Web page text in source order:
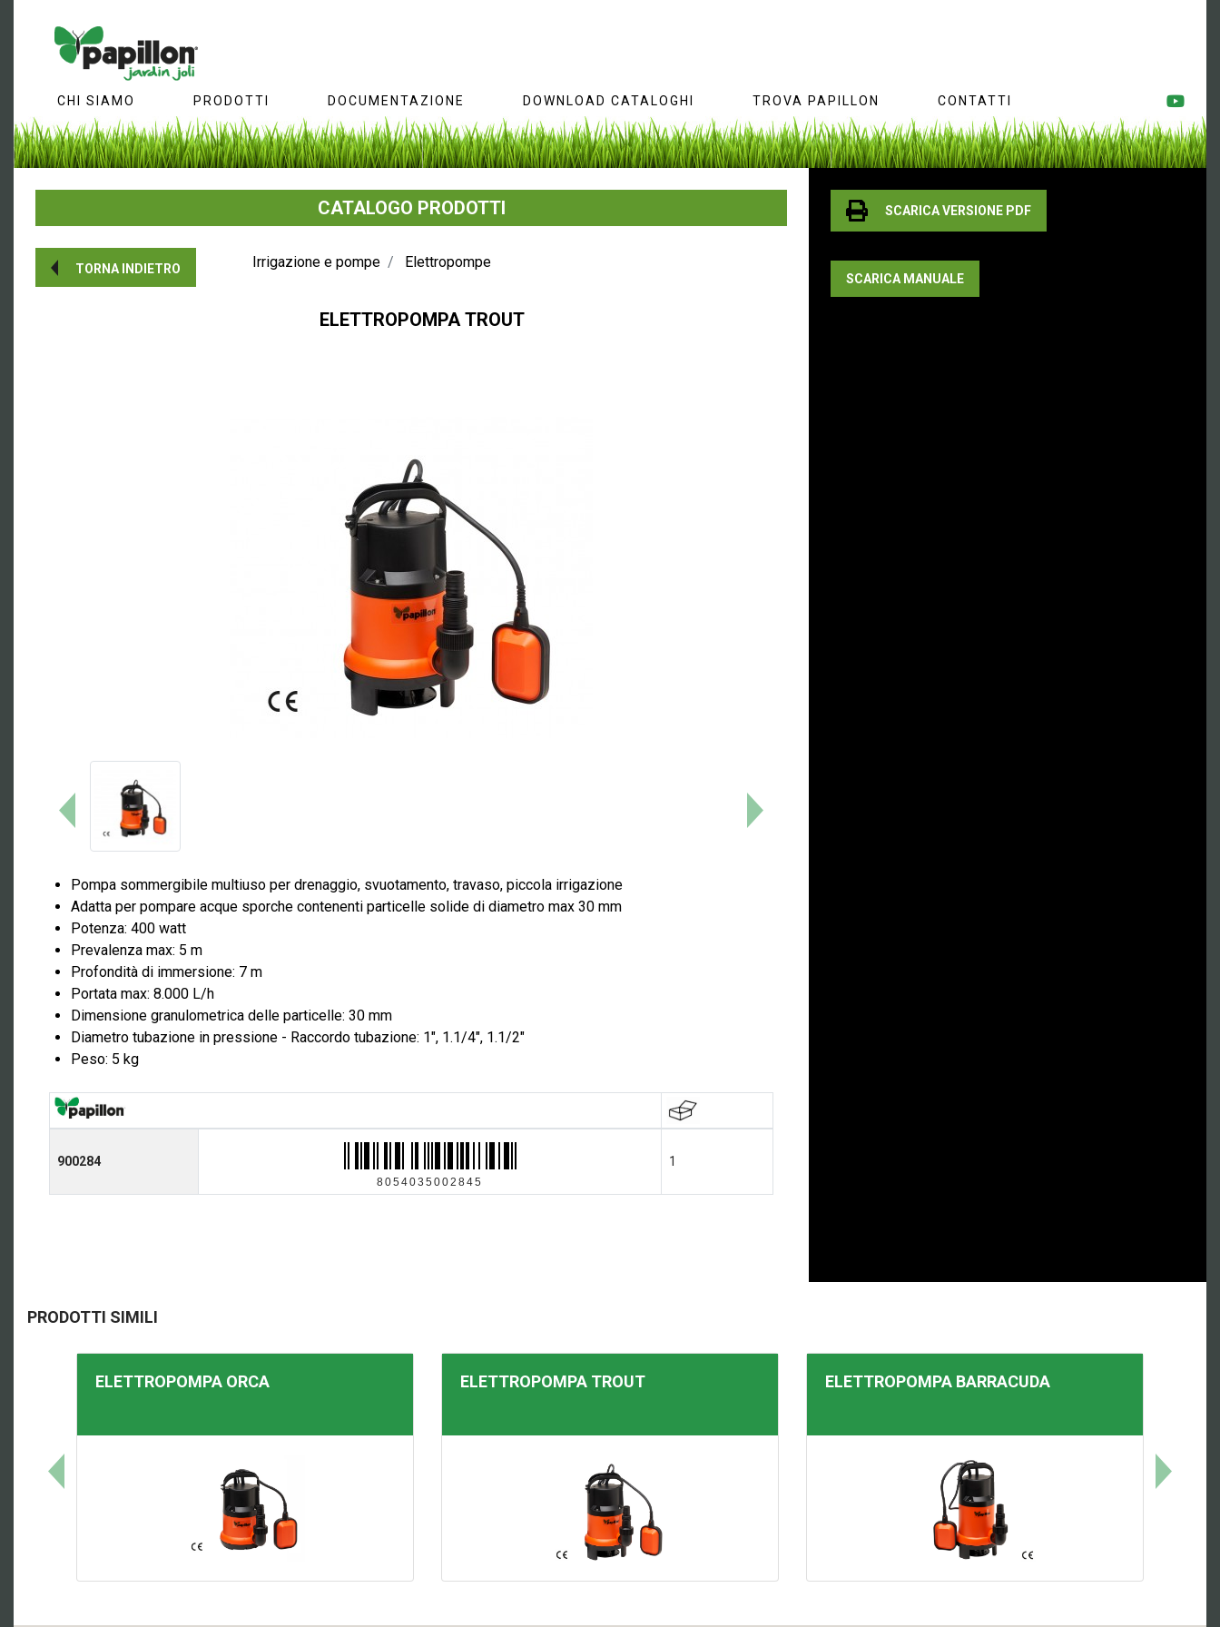
CHI SIAMO PRODOTTI DOCUMENTAZIONE DOWNLOAD CATALOGHI TROVA PAPILLON CONTATTI
CATALOGO PRODOTTI
TORNA INDIETRO Irrigazione e pompe Elettropompe
ELETTROPOMPATROUT
Pompa sommergibile multiuso per drenaggio, svuotamento, travaso, piccola irrigazione
Adatta per pompare acque sporche contenenti particelle solide di diametro max 30 mm
Potenza: 400 watt
Prevalenza max: 5 m
Profondità di immersione: 7 m
Portata max: 8.000 L/h
Dimensione granulometrica delle particelle: 30 mm
Diametro tubazione in pressione - Raccordo tubazione: 1", 1.1/4", 1.1/2"
Peso: 5 kg
900284
8054035002845
1
SCARICA VERSIONE PDF
SCARICA MANUALE
PRODOTTI SIMILI
ELETTROPOMPA ORCA ELETTROPOMPA TROUT ELETTROPOMPA BARRACUDA